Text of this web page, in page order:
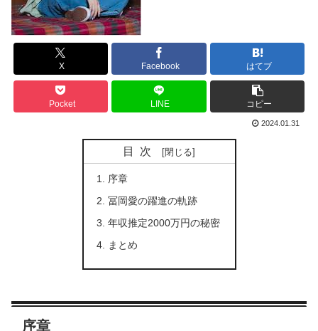
X Facebook はてブ
Pocket LINE コピー
2024.01.31
目次
序章
冨岡愛の躍進の軌跡
年収推定2000万円の秘密
まとめ
序章